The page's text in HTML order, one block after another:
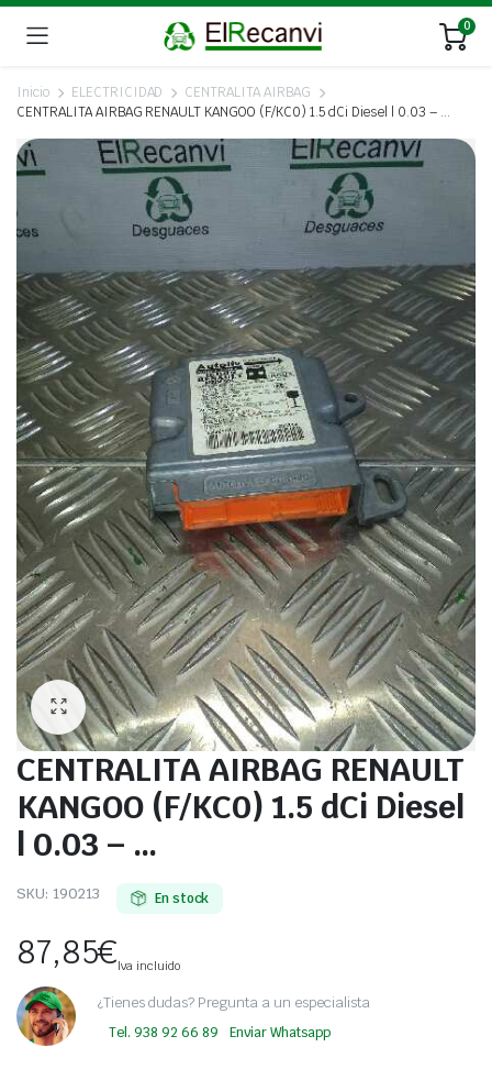
0
Inicio ELECTRICIDAD
CENTRALITA AIRBAG
CENTRALITA AIRBAG RENAULT KANGOO (F/KC0) 1.5 dCi Diesel | 0.03 – …
CENTRALITA AIRBAG RENAULT
KANGOO (F/KC0) 1.5 dCi Diesel
| 0.03 – …
SKU: 190213 En stock
87,85€Iva incluido
¿Tienes dudas? Pregunta a un especialista
Tel. 938 92 66 89 Enviar Whatsapp